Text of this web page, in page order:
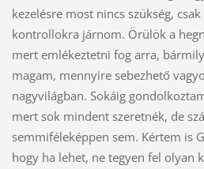
kezelésre most nincs szükség,
kontrollokra járnom. Örülök a
mert emlékeztetni fog arra,
magam, mennyire sebezhető
nagyvilágban. Sokáig
mert sok mindent szeretnék, de
semmiféleképpen sem. Kértem is
hogy ha lehet, ne tegyen fel olyan